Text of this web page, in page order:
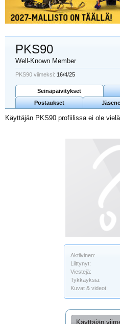
Aktiivinen:
Liittynyt:
Viestejä:
Tykkäyksiä:
Kuvat & videot:
Käyttäjän
PKS90
Well-Known Member
PKS90 viimeksi: 16/4/25
Seinäpäivitykset
Postaukset
Käyttäjän PKS90 profiilissa ei ole